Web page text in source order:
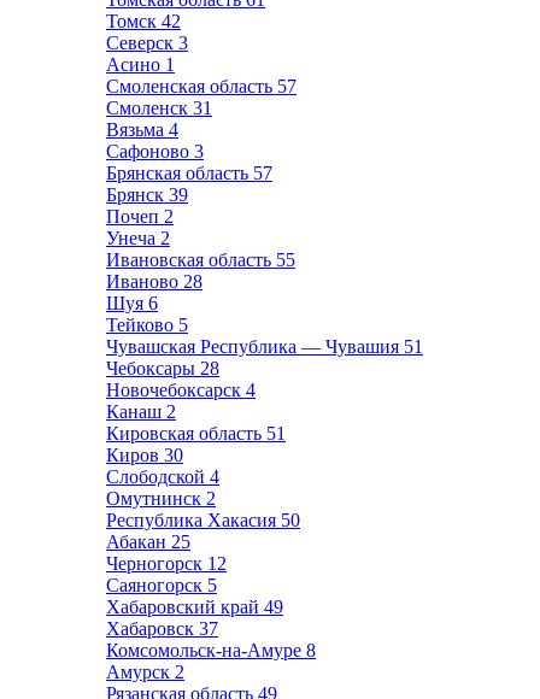
Томск 42
Северск 3
Асино 1
Смоленская область 57
Смоленск 31
Вязьма 4
Сафоново 3
Брянская область 57
Брянск 39
Почеп 2
Унеча 2
Ивановская область 55
Иваново 28
Шуя 6
Тейково 5
Чувашская Республика — Чувашия 51
Чебоксары 28
Новочебоксарск 4
Канаш 2
Кировская область 51
Киров 30
Слободской 4
Омутнинск 2
Республика Хакасия 50
Абакан 25
Черногорск 12
Саяногорск 5
Хабаровский край 49
Хабаровск 37
Комсомольск-на-Амуре 8
Амурск 2
Рязанская область 49